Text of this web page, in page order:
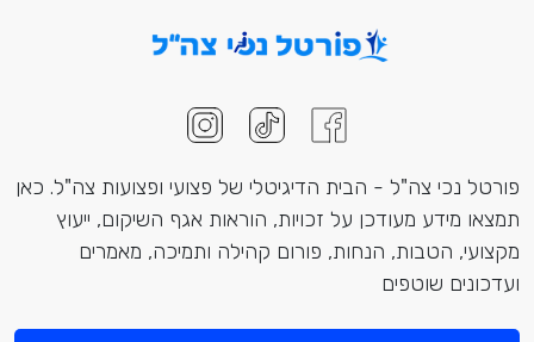
פורטל נכי צה"ל - הבית הדיגיטלי של פצועי ופצועות צה"ל. כאן
תמצאו מידע מעודכן על זכויות, הוראות אגף השיקום, ייעוץ
מקצועי, הטבות, הנחות, פורום קהילה ותמיכה, מאמרים
ועדכונים שוטפים